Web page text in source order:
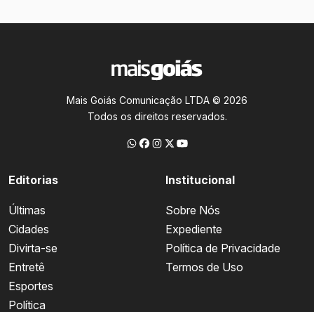
Mais Goiás Comunicação LTDA © 2026
Todos os direitos reservados.
Editorias
Últimas
Cidades
Divirta-se
Entretê
Esportes
Política
Institucional
Sobre Nós
Expediente
Política de Privacidade
Termos de Uso